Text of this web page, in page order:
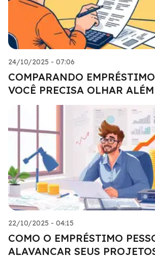
24/10/2025 - 07:06
COMPARANDO
VOCÊ PRECISA OLHAR
22/10/2025 - 04:15
COMO O EMPRÉSTIMO
ALAVANCAR SEUS